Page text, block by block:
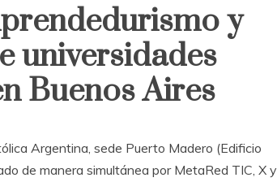
y
universidades
Buenos Aires
Argentina, sede Puerto Madero (Edificio
de manera simultánea por MetaRed TIC, X y